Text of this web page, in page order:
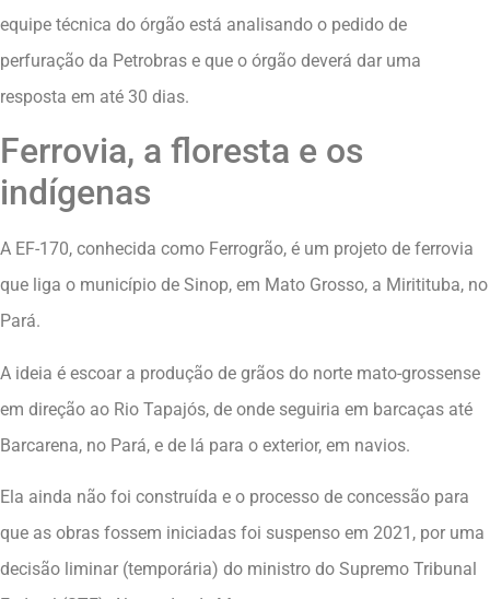
equipe técnica do órgão está analisando o pedido de
perfuração da Petrobras e que o órgão deverá dar uma
resposta em até 30 dias.
Ferrovia, a floresta e os
indígenas
A EF-170, conhecida como Ferrogrão, é um projeto de ferrovia
que liga o município de Sinop, em Mato Grosso, a Miritituba, no
Pará.
A ideia é escoar a produção de grãos do norte mato-grossense
em direção ao Rio Tapajós, de onde seguiria em barcaças até
Barcarena, no Pará, e de lá para o exterior, em navios.
Ela ainda não foi construída e o processo de concessão para
que as obras fossem iniciadas foi suspenso em 2021, por uma
decisão liminar (temporária) do ministro do Supremo Tribunal